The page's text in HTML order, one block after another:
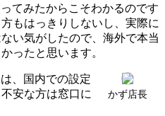
てみたからこそわかるのです
もはっきりしないし、実際に
い気がしたので、海外で本当
ったと思います。
、国内での設定
安な方は窓口に
かず店長